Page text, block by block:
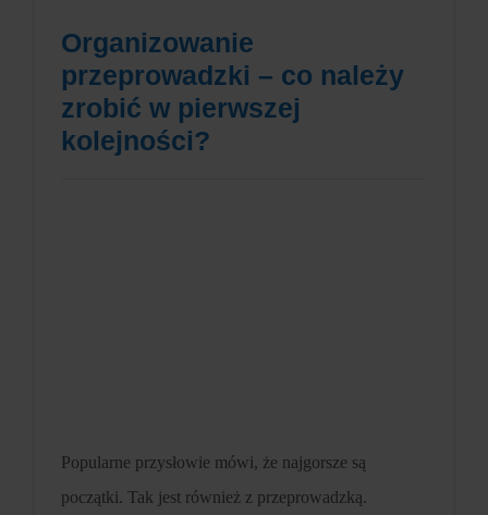
Organizowanie
przeprowadzki – co należy
zrobić w pierwszej
kolejności?
Popularne przysłowie mówi, że najgorsze są
początki. Tak jest również z przeprowadzką.